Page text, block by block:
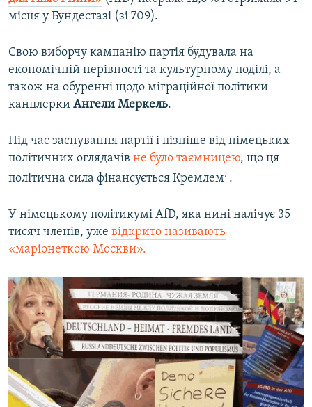
місця у Бундестазі (зі 709).
Свою виборчу кампанію партія будувала на
економічній нерівності та культурному поділі, а
також на обуренні щодо міграційної політики
канцлерки Ангели Меркель.
Під час заснування партії і пізніше від німецьких
політичних оглядачів не було таємницею, що ця
політична сила фінансується Кремлем. .
У німецькому політикумі AfD, яка нині налічує 35
тисяч членів, уже відкрито називають
«маріонеткою Москви».